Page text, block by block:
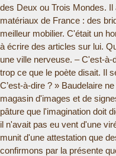
des Deux ou Trois Mondes.
matériaux de France : des
meilleur mobilier. C'était un
à écrire des articles sur lui.
une ville nerveuse. – C'est-
trop ce que le poète disait. Il
C’est-à-dire ? » Baudelaire
magasin d'images et de
pâture que l'imagination doit
il n'avait pas eu vent d'une
munit d'une attestation que
confirmons par la présente